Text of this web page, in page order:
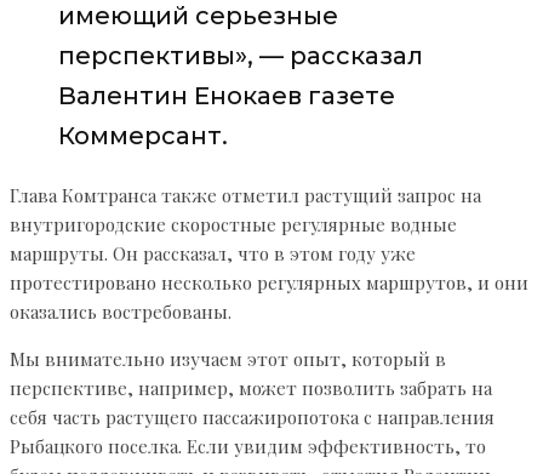
имеющий серьезные
перспективы», — рассказал
Валентин Енокаев газете
Коммерсант.
Глава Комтранса также отметил растущий запрос на
внутригородские скоростные регулярные водные
маршруты. Он рассказал, что в этом году уже
протестировано несколько регулярных маршрутов, и они
оказались востребованы.
Мы внимательно изучаем этот опыт, который в
перспективе, например, может позволить забрать на
себя часть растущего пассажиропотока с направления
Рыбацкого поселка. Если увидим эффективность, то